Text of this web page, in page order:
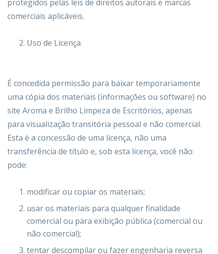
protegidos pelas leis de direitos autorais e marcas
comerciais aplicáveis.
Uso de Licença
É concedida permissão para baixar temporariamente
uma cópia dos materiais (informações ou software) no
site Aroma e Brilho Limpeza de Escritórios, apenas
para visualização transitória pessoal e não comercial.
Esta é a concessão de uma licença, não uma
transferência de título e, sob esta licença, você não
pode:
modificar ou copiar os materiais;
usar os materiais para qualquer finalidade
comercial ou para exibição pública (comercial ou
não comercial);
tentar descompilar ou fazer engenharia reversa